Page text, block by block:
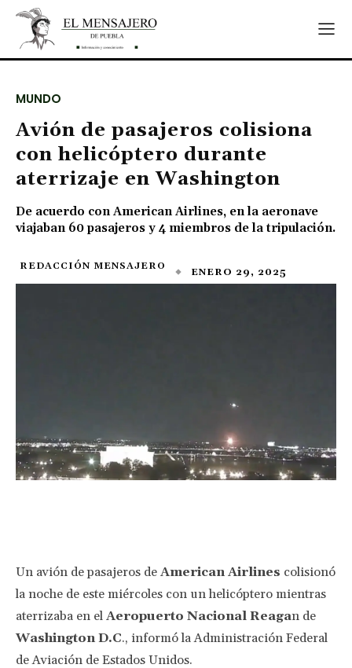
MUNDO
Avión de pasajeros colisiona
con helicóptero durante
aterrizaje en Washington
De acuerdo con American Airlines, en la aeronave
viajaban 60 pasajeros y 4 miembros de la tripulación.
REDACCIÓN MENSAJERO ENERO 29, 2025
Un avión de pasajeros de American Airlines colisionó
la noche de este miércoles con un helicóptero mientras
aterrizaba en el Aeropuerto Nacional Reagan de
Washington D.C., informó la Administración Federal
de Aviación de Estados Unidos.